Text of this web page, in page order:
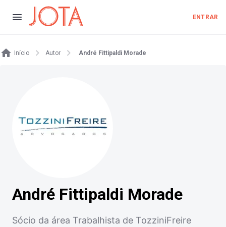
ENTRAR
Início Autor André Fittipaldi Morade
André Fittipaldi Morade
Sócio da área Trabalhista de TozziniFreire